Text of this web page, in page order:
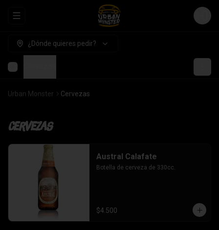
Abrir menu de navegación Login
¿Dónde quieres pedir?
Urban Monster Cervezas
Cervezas
Austral Calafate
Botella de cerveza de 330cc.
$4.500